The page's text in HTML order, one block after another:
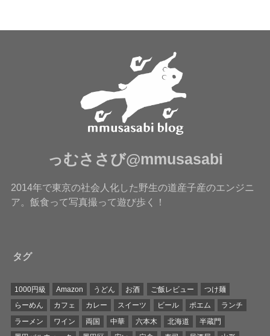
っむささび@mmusasabi
2014年で東京の社会人化した野生の道産子産のエンジニ
ア。飯食って写真撮って遊び歩く！
タグ
1000円級 Amazon うどん お酒 ご飯レビュー
つけ麺
らーめん
カフェ カレー スイーツ ビール ポエム
ランチ
ラーメン
ワイン 両国 中華 六本木 北海道
半蔵門